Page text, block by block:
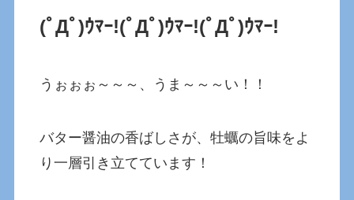
(ﾟДﾟ)ｳﾏｰ!(ﾟДﾟ)ｳﾏｰ!(ﾟДﾟ)ｳﾏｰ!
うぉぉぉ～～～、うま～～～い！！
バター醤油の香ばしさが、牡蠣の旨味をよ
り一層引き立てています！